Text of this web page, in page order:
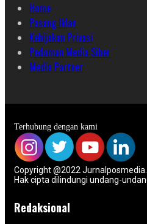
Home
Pasang Iklan
Kebijakan Privasi
Pedoman Media Siber
Media Partner
Terhubung dengan kami
Copyright @2022 Jurnalposmedia.
Hak cipta dilindungi undang-
Redaksional